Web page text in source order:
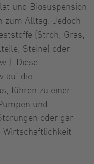
und Biosuspension
zum Alltag. Jedoch
(Stroh, Gras,
Steine) oder
Diese
auf die
führen zu einer
und
oder gar
Wirtschaftlichkeit